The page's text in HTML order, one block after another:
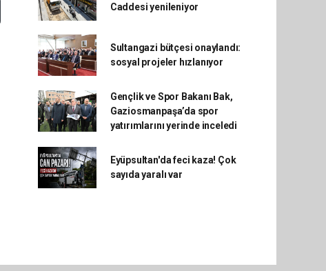
Caddesi yenileniyor
Sultangazi bütçesi onaylandı:
sosyal projeler hızlanıyor
Gençlik ve Spor Bakanı Bak,
Gaziosmanpaşa’da spor
yatırımlarını yerinde inceledi
Eyüpsultan'da feci kaza! Çok
sayıda yaralı var